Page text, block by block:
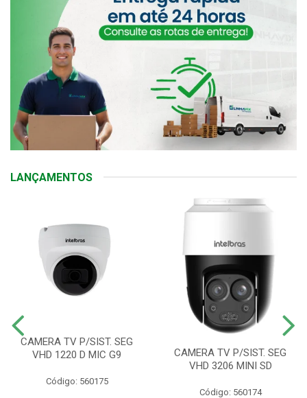
LANÇAMENTOS
CAMERA TV P/SIST. SEG
VHD 1220 D MIC G9
Código: 560175
CAMERA TV P/SIST. SEG
VHD 3206 MINI SD
Código: 560174